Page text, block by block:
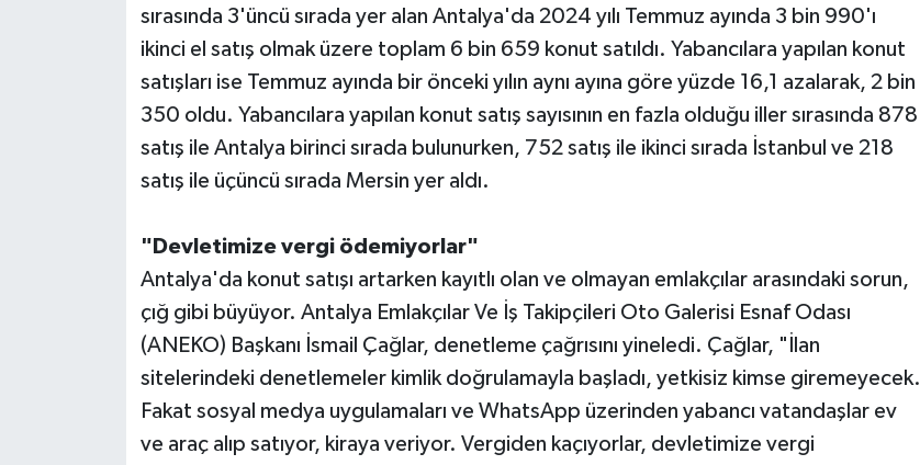
sırasında 3'üncü sırada yer alan Antalya'da 2024 yılı Temmuz ayında 3 bin 990'ı
ikinci el satış olmak üzere toplam 6 bin 659 konut satıldı. Yabancılara yapılan konut
satışları ise Temmuz ayında bir önceki yılın aynı ayına göre yüzde 16,1 azalarak, 2 bin
350 oldu. Yabancılara yapılan konut satış sayısının en fazla olduğu iller sırasında 878
satış ile Antalya birinci sırada bulunurken, 752 satış ile ikinci sırada İstanbul ve 218
satış ile üçüncü sırada Mersin yer aldı.
"Devletimize vergi ödemiyorlar"
Antalya'da konut satışı artarken kayıtlı olan ve olmayan emlakçılar arasındaki sorun,
çığ gibi büyüyor. Antalya Emlakçılar Ve İş Takipçileri Oto Galerisi Esnaf Odası
(ANEKO) Başkanı İsmail Çağlar, denetleme çağrısını yineledi. Çağlar, "İlan
sitelerindeki denetlemeler kimlik doğrulamayla başladı, yetkisiz kimse giremeyecek.
Fakat sosyal medya uygulamaları ve WhatsApp üzerinden yabancı vatandaşlar ev
ve araç alıp satıyor, kiraya veriyor. Vergiden kaçıyorlar, devletimize vergi
Teknoloji
Televizyon